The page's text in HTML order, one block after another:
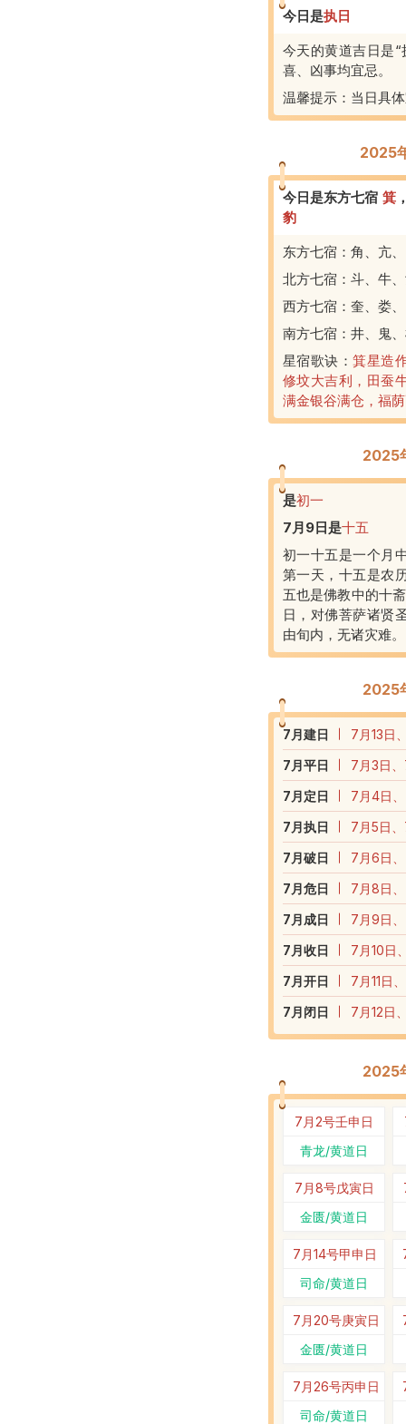
今日是执 日
今天的黄道吉日是
喜、凶事均宜忌。
温馨提示：当日具
2025
今日是东方七宿 箕
豹
东方七宿：角、亢
北方七宿：斗、牛
西方七宿：奎、娄
南方七宿：井、鬼
星宿歌诀：箕星造
修坟大吉利，田蚕
满金银谷满仓，福
2025
是初一
7月9日是十五
初一十五是一个月
第一天，十五是农
五也是佛教中的十
日，对佛菩萨诸贤
由旬内，无诸灾难
2025
7 月建日
7月13日
7 月平日
7月3日
7 月定日
7月4日
7 月执日
7月5日
7 月破日
7月6日
7 月危日
7月8日
7 月成日
7月9日
7 月收日
7月10日
7 月开日
7月11日
7 月闭日 7月12日
2025
7月2号壬申日
青龙/黄道日
7月8号戊寅日
金匮/黄道日
7月14号甲申日
司命/黄道日
7月20号庚寅日
金匮/黄道日
7月26号丙申日
司命/黄道日